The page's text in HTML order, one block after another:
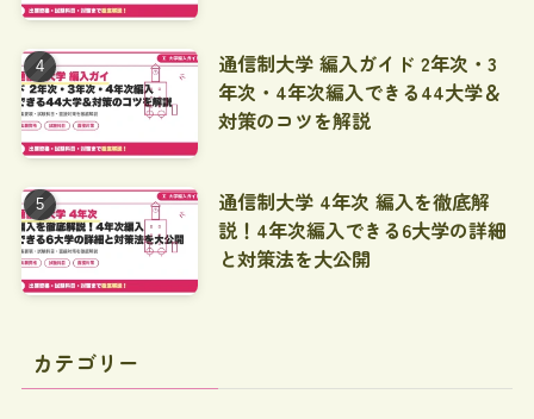
通信制大学 編入ガイド 2年次・3
年次・4年次編入できる44大学＆
対策のコツを解説
通信制大学 4年次 編入を徹底解
説！4年次編入できる6大学の詳細
と対策法を大公開
カテゴリー